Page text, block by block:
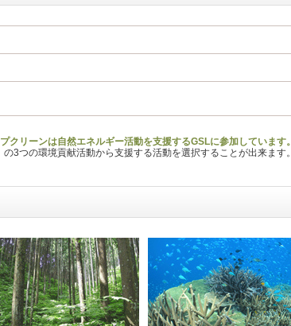
クリーンは自然エネルギー活動を支援するGSLに参加しています。
3つの環境貢献活動から支援する活動を選択することが出来ます。